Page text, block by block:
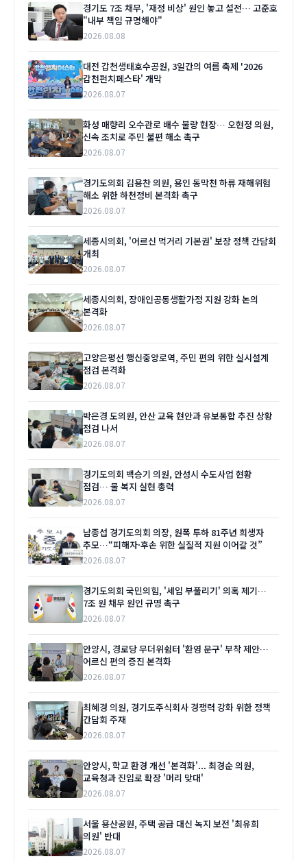
경기도 7조 채무, '재정 비상' 원인 놓고 설전… 고준호
"내부 책임 규명해야"
2026.08.08
대전 갑천생태호수공원, 3일간의 여름 축제 '2026
갑천펀치페스타' 개막
2026.08.07
화성 매향리 오수관로 배수 불량 현장… 오현정 의원,
신속 조치로 주민 불편 해소 촉구
2026.08.07
경기도의회 김용찬 의원, 용인 동막천 하류 재해위험
해소 위한 하천정비 본격화 촉구
2026.08.07
세종시의회, '어르신 먹거리 기본권' 보장 정책 간담회
개최
2026.08.07
세종시의회, 장애인공동생활가정 지원 강화 논의
본격화
2026.08.07
고양은평선 행신중앙로역, 주민 편의 위한 실시설계
점검 본격화
2026.08.07
박은경 도의원, 안산 교육 현안과 유보통합 추진 상황
점검 나서
2026.08.07
경기도의회 백승기 의원, 안성시 수도사업 현황
점검… 물 복지 실현 총력
2026.08.07
남종섭 경기도의회 의장, 원폭 투하 81주년 희생자
추모…“피해자·후손 위한 실질적 지원 이어갈 것”
2026.08.07
경기도의회 국민의힘, '세입 부풀리기' 의혹 제기…
7조 원 채무 원인 규명 촉구
2026.08.07
안양시, 경로당 무더위쉼터 '환영 문구' 부착 제안…
어르신 편의 증진 본격화
2026.08.07
최혜경 의원, 경기도주식회사 경쟁력 강화 위한 정책
간담회 주재
2026.08.07
안양시, 학교 환경 개선 '본격화'... 최경순 의원,
교육청과 진입로 확장 '머리 맞대'
2026.08.07
서울 용산공원, 주택 공급 대신 녹지 보전 '최유희
의원' 반대
2026.08.07